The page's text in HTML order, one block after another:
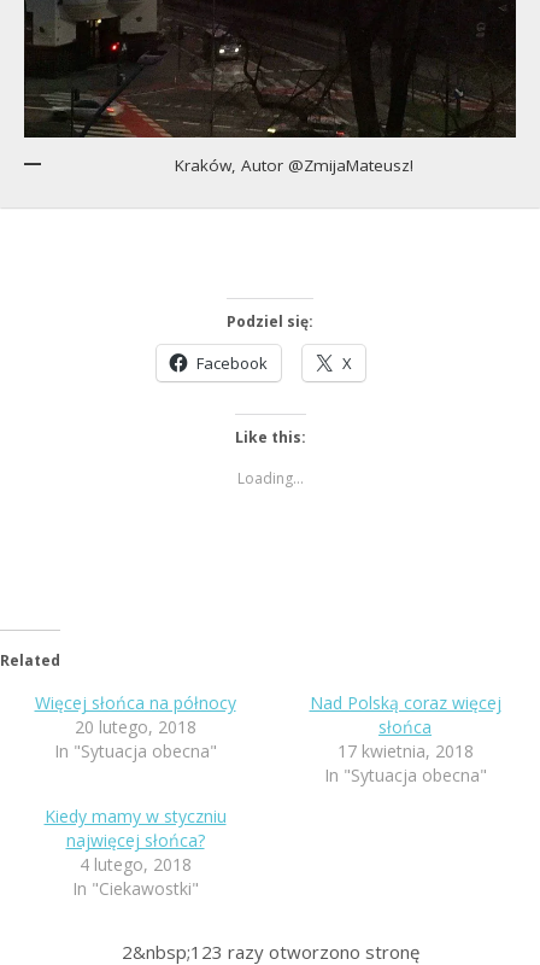
Kraków, Autor @ZmijaMateusz!
Podziel się:
Facebook X
Like this:
Loading...
Related
Więcej słońca na północy
20 lutego, 2018
In "Sytuacja obecna"
Nad Polską coraz więcej
słońca
17 kwietnia, 2018
In "Sytuacja obecna"
Kiedy mamy w styczniu
najwięcej słońca?
4 lutego, 2018
In "Ciekawostki"
2&nbsp;123 razy otworzono stronę